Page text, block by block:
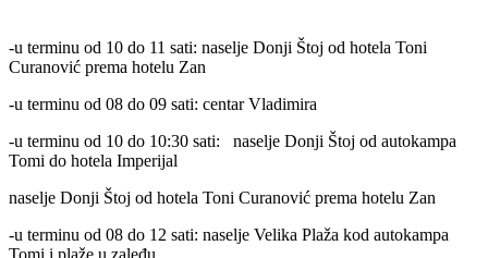
-u terminu od 10 do 11 sati: naselje Donji Štoj od hotela Toni
Curanović prema hotelu Zan
-u terminu od 08 do 09 sati: centar Vladimira
-u terminu od 10 do 10:30 sati: naselje Donji Štoj od autokampa
Tomi do hotela Imperijal
naselje Donji Štoj od hotela Toni Curanović prema hotelu Zan
-u terminu od 08 do 12 sati: naselje Velika Plaža kod autokampa
Tomi i plaže u zaleđu